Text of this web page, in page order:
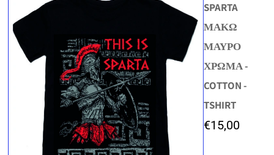
SPARTA
ΜΑΚΩ
ΜΑΥΡΟ
ΧΡΩΜΑ -
COTTON -
TSHIRT
€15,00